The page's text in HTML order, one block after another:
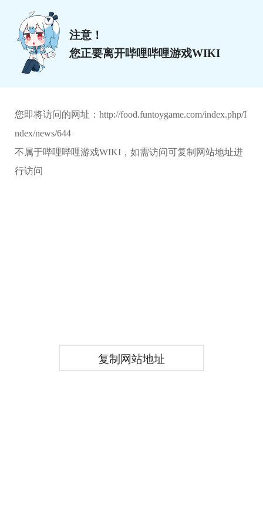
注意！
您正要离开哔哩哔哩游戏WIKI
您即将访问的网址： http://food.funtoygame.com/index.php/I
ndex/news/644
不属于哔哩哔哩游戏WIKI，如需访问可复制网站地址进
行访问
复制网站地址